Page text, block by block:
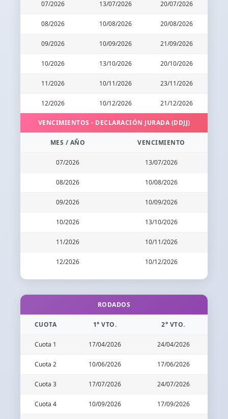
07/2026 13/07/2026 20/07/2026
08/2026 10/08/2026 20/08/2026
09/2026 10/09/2026 21/09/2026
10/2026 13/10/2026 20/10/2026
11/2026 10/11/2026 23/11/2026
12/2026 10/12/2026 21/12/2026
VENCIMIENTOS - DECLARACIÓN JURADA (DDJJ)
MES / AÑO VENCIMIENTO
07/2026 13/07/2026
08/2026 10/08/2026
09/2026 10/09/2026
10/2026 13/10/2026
11/2026 10/11/2026
12/2026 10/12/2026
RODADOS
CUOTA 1° VTO. 2° VTO.
Cuota 1 17/04/2026 24/04/2026
Cuota 2 10/06/2026 17/06/2026
Cuota 3 17/07/2026 24/07/2026
Cuota 4 10/09/2026 17/09/2026